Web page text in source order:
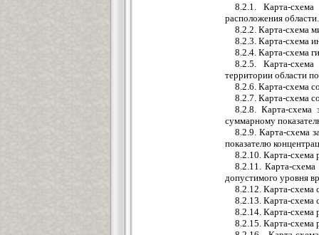
8.2.1. Карта-
расположения области.
8.2.2. Карта-схема
8.2.3. Карта-схема
8.2.4. Карта-схема
8.2.5. Карта-
территории области
8.2.6. Карта-схема
8.2.7. Карта-схема
8.2.8. Карта-схема
суммарному
8.2.9. Карта-схема
показателю
8.2.10. Карта-схема
8.2.11. Карта-
допустимого уровня
8.2.12. Карта-схема
8.2.13. Карта-схема
8.2.14. Карта-схема
8.2.15. Карта-схема